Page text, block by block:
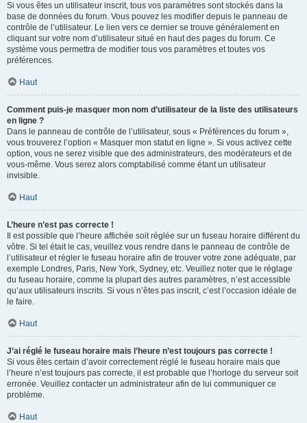
Si vous êtes un utilisateur inscrit, tous vos paramètres sont stockés dans la
base de données du forum. Vous pouvez les modifier depuis le panneau de
contrôle de l’utilisateur. Le lien vers ce dernier se trouve généralement en
cliquant sur votre nom d’utilisateur situé en haut des pages du forum. Ce
système vous permettra de modifier tous vos paramètres et toutes vos
préférences.
Haut
Comment puis-je masquer mon nom d’utilisateur de la liste des utilisateurs
en ligne ?
Dans le panneau de contrôle de l’utilisateur, sous « Préférences du forum »,
vous trouverez l’option « Masquer mon statut en ligne ». Si vous activez cette
option, vous ne serez visible que des administrateurs, des modérateurs et de
vous-même. Vous serez alors comptabilisé comme étant un utilisateur
invisible.
Haut
L’heure n’est pas correcte !
Il est possible que l’heure affichée soit réglée sur un fuseau horaire différent du
vôtre. Si tel était le cas, veuillez vous rendre dans le panneau de contrôle de
l’utilisateur et régler le fuseau horaire afin de trouver votre zone adéquate, par
exemple Londres, Paris, New York, Sydney, etc. Veuillez noter que le réglage
du fuseau horaire, comme la plupart des autres paramètres, n’est accessible
qu’aux utilisateurs inscrits. Si vous n’êtes pas inscrit, c’est l’occasion idéale de
le faire.
Haut
J’ai réglé le fuseau horaire mais l’heure n’est toujours pas correcte !
Si vous êtes certain d’avoir correctement réglé le fuseau horaire mais que
l’heure n’est toujours pas correcte, il est probable que l’horloge du serveur soit
erronée. Veuillez contacter un administrateur afin de lui communiquer ce
problème.
Haut